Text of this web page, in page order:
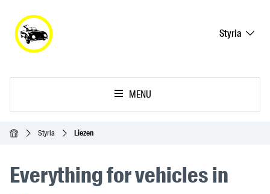
Styria
MENU
Ana SayfaStyria Liezen
Everything for vehicles in